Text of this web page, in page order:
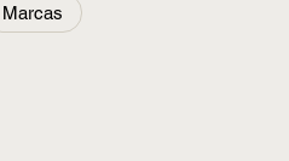
Marcas